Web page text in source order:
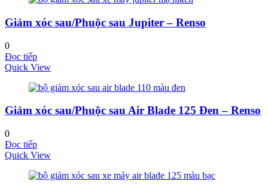
Giảm xóc sau/Phuộc sau Jupiter – Renso
0
Đọc tiếp
Quick View
Giảm xóc sau/Phuộc sau Air Blade 125 Đen – Renso
0
Đọc tiếp
Quick View